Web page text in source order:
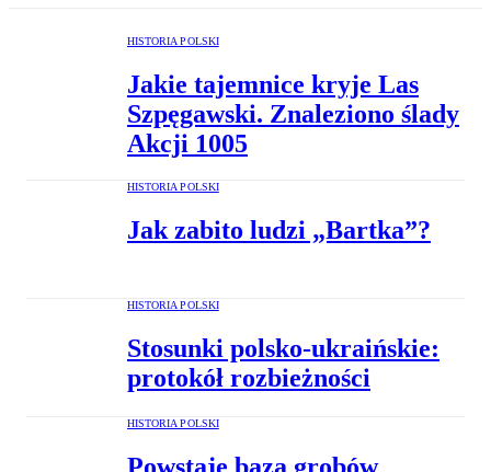
HISTORIA POLSKI
Jakie tajemnice kryje Las
Szpęgawski. Znaleziono ślady
Akcji 1005
HISTORIA POLSKI
Jak zabito ludzi „Bartka”?
HISTORIA POLSKI
Stosunki polsko-ukraińskie:
protokół rozbieżności
HISTORIA POLSKI
Powstaje baza grobów